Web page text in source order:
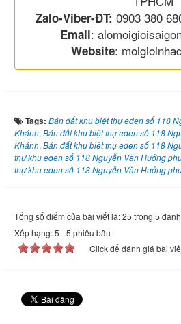
Zalo-Viber-ĐT: 0903 380
Email:
Website:
Tags: Bán đất khu biệt thự eden số 118
Khánh, Bán đất khu biệt thự eden số 118
Khánh, Bán đất khu biệt thự eden số 118
thự khu eden số 118 Nguyễn Văn Hưởng
thự khu eden số 118 Nguyễn Văn Hưởng
Tổng số điểm của bài viết là: 25 trong 5
Xếp hạng:5 -5 phiếu bầu
Click để đánh giá bài